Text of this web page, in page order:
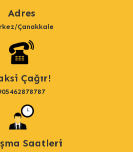
Adres
Çanakkale
Çağır!
Saatleri